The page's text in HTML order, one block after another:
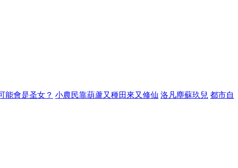
能會是圣女？ 小農民靠葫蘆又種田來又修仙 洛凡塵蘇玖兒 都市自